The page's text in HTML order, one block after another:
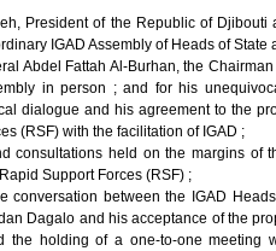
President of the Republic of
IGAD Assembly of Heads of State
Abdel Fattah Al-Burhan, the
in person ; and for his
dialogue and his agreement to the
(RSF) with the facilitation of IGAD ;
consultations held on the margins
Support Forces (RSF) ;
conversation between the IGAD
Dagalo and his acceptance of the
the holding of a one-to-one meeting